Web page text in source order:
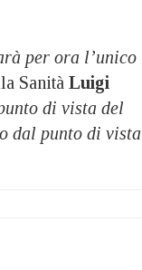
per ora l’unico
Sanità Luigi
di vista del
dal punto di vista